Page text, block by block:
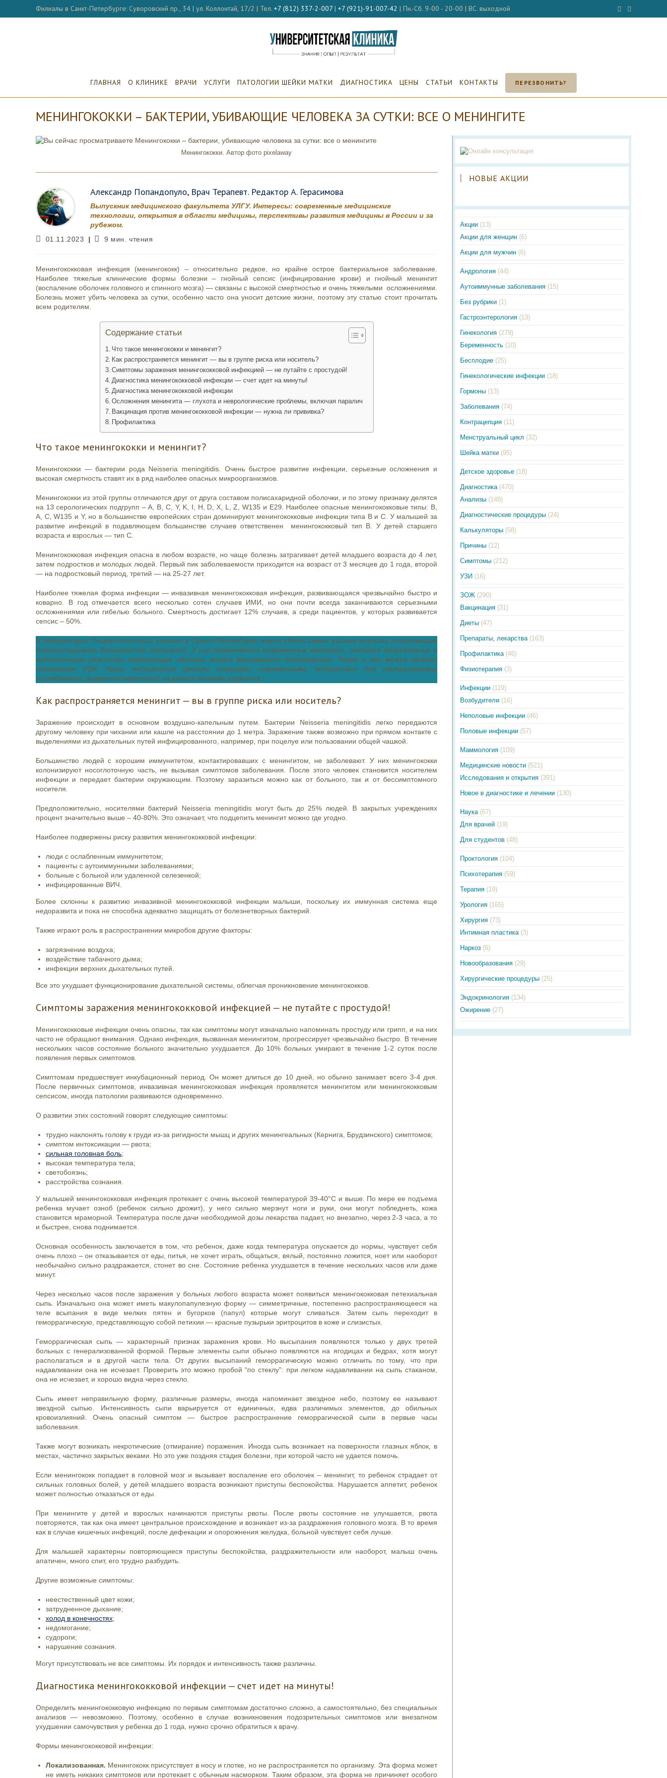
Филиалы в Санкт-Петербурге: Суворовский пр., 34 | ул. Коллонтай, 17/2 | Тел. +7 (812) 337-2-007 | +7 (921)-91-007-42 | Пн.-Сб. 9-00 - 20-00 | ВС. выходной
ГЛАВНАЯ О КЛИНИКЕ ВРАЧИ УСЛУГИ ПАТОЛОГИИ ШЕЙКИ МАТКИ ДИАГНОСТИКА ЦЕНЫ СТАТЬИ КОНТАКТЫ ПЕРЕЗВОНИТЬ?
МЕНИНГОКОККИ – БАКТЕРИИ, УБИВАЮЩИЕ ЧЕЛОВЕКА ЗА СУТКИ: ВСЕ О МЕНИНГИТЕ
Менингококки. Автор фото pixelaway
Александр Попандопуло, Врач Терапевт. Редактор А. Герасимова
Выпускник медицинского факультета УЛГУ. Интересы: современные медицинские
технологии, открытия в области медицины, перспективы развития медицины в России и за
рубежом.
Запись
01.11.2023
Время
9 мин. чтения
Менингококковая инфекция (менингококк) – относительно редкое, но крайне острое бактериальное заболевание.
Наиболее тяжелые клинические формы болезни – гнойный сепсис (инфицирование крови) и гнойный менингит
(воспаление оболочек головного и спинного мозга) — связаны с высокой смертностью и очень тяжелыми осложнениями.
Болезнь может убить человека за сутки, особенно часто она уносит детские жизни, поэтому эту статью стоит прочитать
всем родителям.
Содержание статьи
Что такое менингококки и менингит?
Как распространяется менингит — вы в группе риска или носитель?
Симптомы заражения менингококковой инфекцией — не путайте с простудой!
Диагностика менингококковой инфекции — счет идет на минуты!
Диагностика менингококковой инфекции
Осложнения менингита — глухота и неврологические проблемы, включая паралич
Вакцинация против менингококковой инфекции — нужна ли прививка?
Профилактика
Что такое менингококки и менингит?
Менингококки — бактерии рода Neisseria meningitidis. Очень быстрое развитие инфекции, серьезные осложнения и
высокая смертность ставят их в ряд наиболее опасных микроорганизмов.
Менингококки из этой группы отличаются друг от друга составом полисахаридной оболочки, и по этому признаку делятся
на 13 серологических подгрупп – A, B, C, Y, K, I, H, D, X, L, Z, W135 и E29. Наиболее опасные менингококковые типы: В,
А, С, W135 и Y, но в большинстве европейских стран доминируют менингококковые инфекции типа В и С. У малышей за
развитие инфекций в подавляющем большинстве случаев ответственен менингококковый тип В. У детей старшего
возраста и взрослых — тип С.
Менингококковая инфекция опасна в любом возрасте, но чаще болезнь затрагивает детей младшего возраста до 4 лет,
затем подростков и молодых людей. Первый пик заболеваемости приходится на возраст от 3 месяцев до 1 года, второй
— на подростковый период, третий — на 25-27 лет.
Наиболее тяжелая форма инфекции — инвазивная менингококковая инфекция, развивающаяся чрезвычайно быстро и
коварно. В год отмечается всего несколько сотен случаев ИМИ, но они почти всегда заканчиваются серьезными
осложнениями или гибелью больного. Смертность достигает 12% случаев, а среди пациентов, у которых развивается
сепсис – 50%.
В лаборатории Университетской клиники в Санкт-Петербурге можно сдать самые разные анализы, позволяющие
диагностировать большинство патологий. У нас применяются современные методики, имеются оборудование и
высокоточные реактивы, помогающие сделать анализ максимально достоверным. Также у нас можно пройти
экспертное УЗИ. Наши медицинские центры оснащены современными аппаратами для ультразвуковых
исследований, выявления патологий на ранних стадиях развития.
Как распространяется менингит — вы в группе риска или носитель?
Заражение происходит в основном воздушно-капельным путем. Бактерии Neisseria meningitidis легко передаются
другому человеку при чихании или кашле на расстоянии до 1 метра. Заражение также возможно при прямом контакте с
выделениями из дыхательных путей инфицированного, например, при поцелуе или пользовании общей чашкой.
Большинство людей с хорошим иммунитетом, контактировавших с менингитом, не заболевают. У них менингококки
колонизируют носоглоточную часть, не вызывая симптомов заболевания. После этого человек становится носителем
инфекции и передает бактерии окружающим. Поэтому заразиться можно как от больного, так и от бессимптомного
носителя.
Предположительно, носителями бактерий Neisseria meningitidis могут быть до 25% людей. В закрытых учреждениях
процент значительно выше – 40-80%. Это означает, что подцепить менингит можно где угодно.
Наиболее подвержены риску развития менингококковой инфекции:
люди с ослабленным иммунитетом;
пациенты с аутоиммунными заболеваниями;
больные с больной или удаленной селезенкой;
инфицированные ВИЧ.
Более склонны к развитию инвазивной менингококковой инфекции малыши, поскольку их иммунная система еще
недоразвита и пока не способна адекватно защищать от болезнетворных бактерий.
Также играют роль в распространении микробов другие факторы:
загрязнение воздуха;
воздействие табачного дыма;
инфекции верхних дыхательных путей.
Все это ухудшает функционирование дыхательной системы, облегчая проникновение менингококков.
Симптомы заражения менингококковой инфекцией — не путайте с простудой!
Менингококковые инфекции очень опасны, так как симптомы могут изначально напоминать простуду или грипп, и на них
часто не обращают внимания. Однако инфекция, вызванная менингитом, прогрессирует чрезвычайно быстро. В течение
нескольких часов состояние больного значительно ухудшается. До 10% больных умирают в течение 1-2 суток после
появления первых симптомов.
Симптомам предшествует инкубационный период. Он может длиться до 10 дней, но обычно занимает всего 3-4 дня.
После первичных симптомов, инвазивная менингококковая инфекция проявляется менингитом или менингококковым
сепсисом, иногда патологии развиваются одновременно.
О развитии этих состояний говорят следующие симптомы:
трудно наклонять голову к груди из-за ригидности мышц и других менингеальных (Кернига, Брудзинского) симптомов;
симптом интоксикации — рвота;
сильная головная боль;
высокая температура тела;
светобоязнь;
расстройства сознания.
У малышей менингококковая инфекция протекает с очень высокой температурой 39-40°С и выше. По мере ее подъема
ребенка мучает озноб (ребенок сильно дрожит), у него сильно мерзнут ноги и руки, они могут побледнеть, кожа
становится мраморной. Температура после дачи необходимой дозы лекарства падает, но внезапно, через 2-3 часа, а то
и быстрее, снова поднимается.
Основная особенность заключается в том, что ребенок, даже когда температура опускается до нормы, чувствует себя
очень плохо – он отказывается от еды, питья, не хочет играть, общаться, вялый, постоянно ложится, ноет или наоборот
необычайно сильно раздражается, стонет во сне. Состояние ребенка ухудшается в течение нескольких часов или даже
минут.
Через несколько часов после заражения у больных любого возраста может появиться менингококковая петехиальная
сыпь. Изначально она может иметь макулопапулезную форму — симметричные, постепенно распространяющееся на
теле всыпания в виде мелких пятен и бугорков (папул) которые могут сливаться. Затем сыпь переходит в
геморрагическую, представляющую собой петихии — красные пузырьки эритроцитов в коже и слизистых.
Геморрагическая сыпь — характерный признак заражения крови. Но высыпания появляются только у двух третей
больных с генерализованной формой. Первые элементы сыпи обычно появляются на ягодицах и бедрах, хотя могут
располагаться и в другой части тела. От других высыпаний геморрагическую можно отличить по тому, что при
надавливании она не исчезает. Проверить это можно пробой “по стеклу”: при легком надавливании на сыпь стаканом,
она не исчезает, и хорошо видна через стекло.
Сыпь имеет неправильную форму, различные размеры, иногда напоминает звездное небо, поэтому ее называют
звездной сыпью. Интенсивность сыпи варьируется от единичных, едва различимых элементов, до обильных
кровоизлияний. Очень опасный симптом — быстрое распространение геморрагической сыпи в первые часы
заболевания.
Также могут возникать некротические (отмирание) поражения. Иногда сыпь возникает на поверхности глазных яблок, в
местах, частично закрытых веками. Но это уже поздняя стадия болезни, при которой часто не удается помочь.
Если менингококк попадает в головной мозг и вызывает воспаление его оболочек – менингит, то ребенок страдает от
сильных головных болей, у детей младшего возраста возникают приступы беспокойства. Нарушается аппетит, ребенок
может полностью отказаться от еды.
При менингите у детей и взрослых начинаются приступы рвоты. После рвоты состояние не улучшается, рвота
повторяется, так как она имеет центральное происхождение и возникает из-за раздражения головного мозга. В то время
как в случае кишечных инфекций, после дефекации и опорожнения желудка, больной чувствует себя лучше.
Для малышей характерны повторяющиеся приступы беспокойства, раздражительности или наоборот, малыш очень
апатичен, много спит, его трудно разбудить.
Другие возможные симптомы:
неестественный цвет кожи;
затрудненное дыхание;
холод в конечностях;
недомогание;
судороги;
нарушение сознания.
Могут присутствовать не все симптомы. Их порядок и интенсивность также различны.
Диагностика менингококковой инфекции — счет идет на минуты!
Определить менингококковую инфекцию по первым симптомам достаточно сложно, а самостоятельно, без специальных
анализов — невозможно. Поэтому, особенно в случае возникновения подозрительных симптомов или внезапном
ухудшении самочувствия у ребенка до 1 года, нужно срочно обратиться к врачу.
Формы менингококковой инфекции:
Локализованная. Менингококк присутствует в носу и глотке, но не распространяется по организму. Эта форма может
не иметь никаких симптомов или протекает с обычным насморком. Таким образом, эта форма не причиняет особого
НОВЫЕ АКЦИИ
Акции (13)
Акции для женщин (6)
Акции для мужчин (6)
Андрология (44)
Аутоиммунные заболевания (15)
Без рубрики (1)
Гастроэнтерология (13)
Гинекология (279)
Беременность (10)
Бесплодие (25)
Гинекологические инфекции (18)
Гормоны (13)
Заболевания (74)
Контрацепция (11)
Менструальный цикл (32)
Шейка матки (95)
Детское здоровье (18)
Диагностика (470)
Анализы (148)
Диагностические процедуры (24)
Калькуляторы (58)
Причины (12)
Симптомы (212)
УЗИ (16)
ЗОЖ (290)
Вакцинация (31)
Диеты (47)
Препараты, лекарства (163)
Профилактика (46)
Физиотерапия (3)
Инфекции (119)
Возбудители (16)
Неполовые инфекции (46)
Половые инфекции (57)
Маммология (109)
Медицинские новости (521)
Исследования и открытия (391)
Новое в диагностике и лечении (130)
Наука (67)
Для врачей (19)
Для студентов (48)
Проктология (104)
Психотерапия (59)
Терапия (19)
Урология (165)
Хирургия (73)
Интимная пластика (3)
Наркоз (6)
Новообразования (29)
Хирургические процедуры (25)
Эндокринология (134)
Ожирение (27)